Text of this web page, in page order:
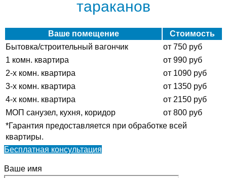
тараканов
Ваше помещение
Стоимость
Бытовка/строительный вагончик
от 750 руб
1 комн. квартира
от 990 руб
2-х комн. квартира
от 1090 руб
3-х комн. квартира
от 1350 руб
4-х комн. квартира
от 2150 руб
МОП санузел, кухня, коридор
от 800 руб
*Гарантия предоставляется при обработке всей
квартиры.
Бесплатная консультация
Ваше имя